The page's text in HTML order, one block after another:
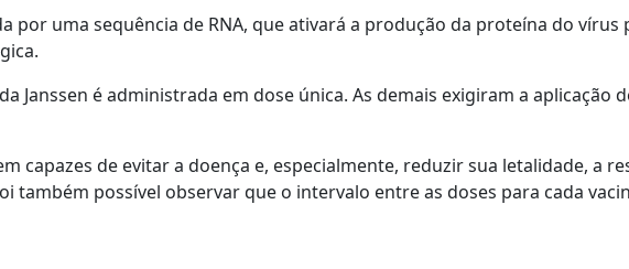
por uma sequência de RNA, que ativará a produção da proteína do
Janssen é administrada em dose única. As demais exigiram a aplicação
capazes de evitar a doença e, especialmente, reduzir sua letalidade, a
também possível observar que o intervalo entre as doses para cada